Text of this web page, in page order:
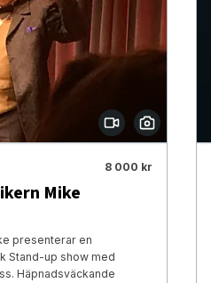
8 000 kr
Mike
presenterar en
Stand-up show med
Häpnadsväckande